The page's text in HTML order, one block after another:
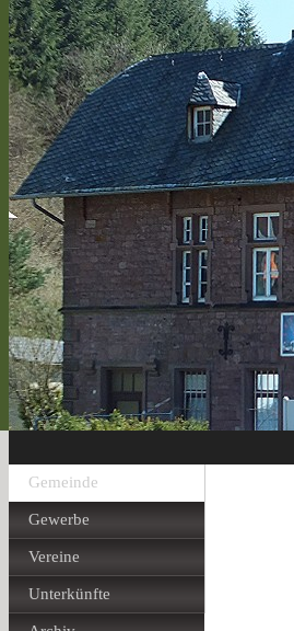
Gemeinde
Gewerbe
Vereine
Unterkünfte